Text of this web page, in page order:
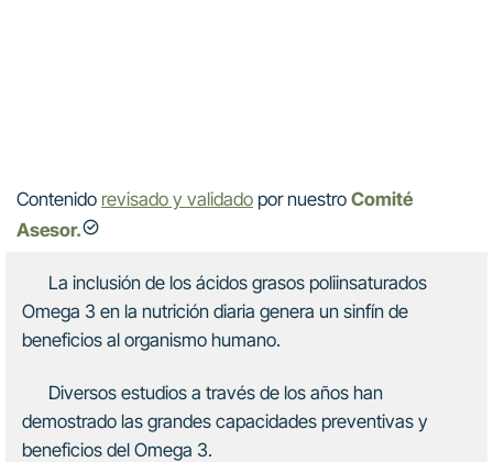
Contenido revisado y validado por nuestro Comité
Asesor.
La inclusión de los ácidos grasos poliinsaturados
Omega 3 en la nutrición diaria genera un sinfín de
beneficios al organismo humano.
Diversos estudios a través de los años han
demostrado las grandes capacidades preventivas y
beneficios del Omega 3.